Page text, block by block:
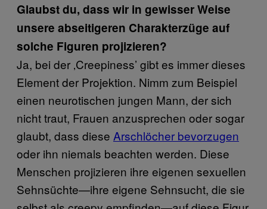
Glaubst du, dass wir in gewisser Weise
unsere abseitigeren Charakterzüge auf
solche Figuren projizieren?
Ja, bei der ‚Creepiness’ gibt es immer dieses
Element der Projektion. Nimm zum Beispiel
einen neurotischen jungen Mann, der sich
nicht traut, Frauen anzusprechen oder sogar
glaubt, dass diese Arschlöcher bevorzugen
oder ihn niemals beachten werden. Diese
Menschen projizieren ihre eigenen sexuellen
Sehnsüchte—ihre eigene Sehnsucht, die sie